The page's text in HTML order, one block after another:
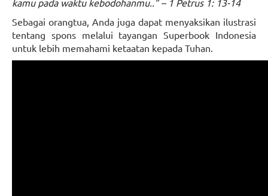
kamu pada waktu kebodohanmu..” – 1 Petrus 1: 13-14
Sebagai orangtua, Anda juga dapat menyaksikan ilustrasi
tentang spons melalui tayangan Superbook Indonesia
untuk lebih memahami ketaatan kepada Tuhan.